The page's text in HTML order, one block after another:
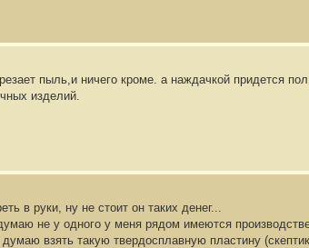
пыль,и ничего кроме. а наждачкой придется
изделий.
в руки, ну не стоит он таких денег...
не у одного у меня рядом имеются
взять такую твердосплавную пластину